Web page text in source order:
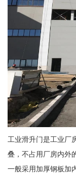
工业滑升门是工业厂
叠，不占用厂房内外
一般采用加厚钢板加